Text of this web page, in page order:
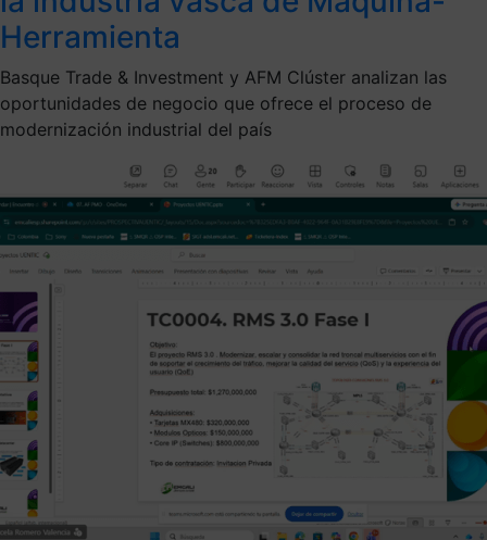
Herramienta
Basque Trade & Investment y AFM Clúster analizan las
oportunidades de negocio que ofrece el proceso de
modernización industrial del país